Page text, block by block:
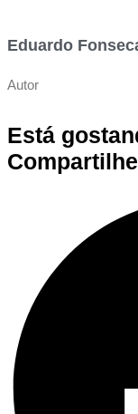
Eduardo
Autor
Está